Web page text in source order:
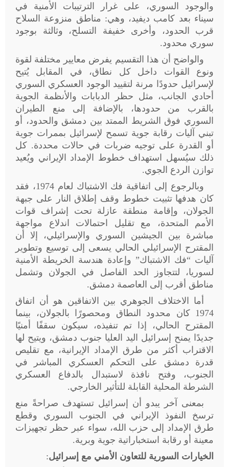
والوجود السوري، على غرار الترتيبات الأمنية في
سيناء بعد كامب ديفيد، وهي: مناطق منزوعة السلاح
قرب الحدود، وأخرى خفيفة التسلح، وثالثة بوجود
سوري محدود.
والواضح أن هذا التقسيم يفرض معايير مختلفة لقوة
ونوع القوات داخل كل نطاق، في المقابل يُتيح
لإسرائيل حدودًا مرنة لتقييد الوجود العسكري السوري
أحادي الجانب، مثل حظر الدبابات والأنظمة الجوية
بالقرب من حدودها، بالإضافة إلى منع الطيران
السوري فوق الشريط الممتد بين دمشق والحدود، أو
تبني آليات رقابة جوية تسمح لإسرائيل بممرات جوية
أو القدرة على توجيه ضربات في حالات محددة. كل
ذلك سيُسهل استهداف خطوط الإمداد الإيراني ويُعيد
توازن الردع الجوي.
وبالرجوع إلى اتفاقية فك الاشتباك لعام 1974، فقد
كان هدفها تثبيت خطوط وقف إطلاق النار على جبهة
الجولان، وإقامة منطقة عازلة تحت إشراف قوات
الأمم المتحدة، مع تقليل احتمالات اندلاع مواجهة
مباشرة بين الجيشين السوري والإسرائيلي، إلا أن
المقترح الإسرائيلي الحالي يسعى إلى توسيع وتطوير
آليات “فك الاشتباك” وإعادة هندسة الخريطة الأمنية
لسوريا، لتتجاوز الحد الفاصل في الجولان وتشمل
مناطق أقرب إلى العاصمة دمشق.
أما الاختلاف الجوهري بين الاتفاقين هو أن اتفاق
1974 كان محدود النطاق ومحصورًا بالجولان، بينما
المقترح الحالي، إذا تم تنفيذه، سيكون سقفًا أمنيًا
جديدًا يمنح إسرائيل اليد العليا جنوب دمشق، ويتيح لها
الاقتراب أكثر من طرق الإمداد الإيرانية، مع تقليص
قدرة دمشق على التحكم العسكري المباشر في
الجنوب، وفتح نافذة لاستبدال بالدفاع العسكري
الشرطة المحلية القابلة للتأثير الخارجي.
بمعنى آخر يبدو أن إسرائيل تستهدف صراحةً منع
ترسخ النفوذ الإيراني في الجنوب السوري وقطع
طرق الإمداد إلى حزب الله، سواء عبر حظر تجهيزات
معينة أو رقابة استخباراتية جوية وبرية.
الخيارات السورية للتعاون الأمني مع إسرائيل: